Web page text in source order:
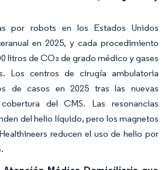
por robots en los Estados Unidos
en 2025, y cada procedimiento
litros de CO₂ de grado médico y gases
Los centros de cirugía ambulatoria
de casos en 2025 tras las nuevas
del CMS. Las resonancias
del helio líquido, pero los magnetos
reducen el uso de helio por